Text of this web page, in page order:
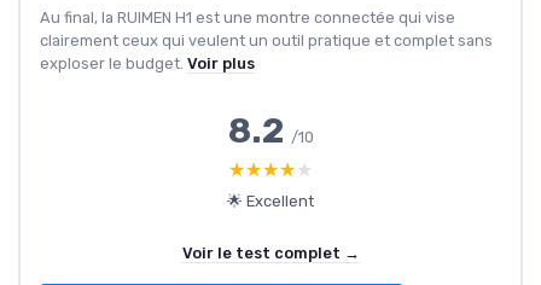
Au final, la RUIMEN H1 est une montre connectée qui vise
clairement ceux qui veulent un outil pratique et complet sans
exploser le budget. Voir plus
8.2 /10
★★★★★
★★★★★
🌟 Excellent
Voir le test complet →